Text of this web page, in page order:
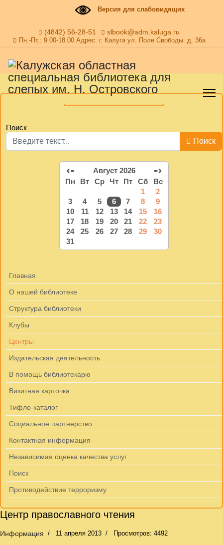
Версия для слабовидящих
(4842) 56-28-51 slbook@adm.kaluga.ru
Пн.-Пт.: 9.00-18.00 Адрес: г. Калуга ул. Поле Свободы. д. 36а
Поиск
Поиск
‹- Август 2026 -›
Пн Вт Ср Чт Пт Сб
Вс
1
2
3
4 5 6 7 8
9
10
11 12 13 14 15
16
17
18 19 20 21 22
23
24
25 26 27 28 29
30
31
Главная
О нашей библиотеке
Структура библиотеки
Клубы
Центры
Издательская деятельность
В помощь библиотекарю
Визитная карточка
Тифло-каталог
Социальное партнерство
Контактная информация
Независимая оценка качества услуг
Поиск
Противодействие терроризму
Центр православного чтения
Информация 11 апреля 2013 Просмотров: 4492